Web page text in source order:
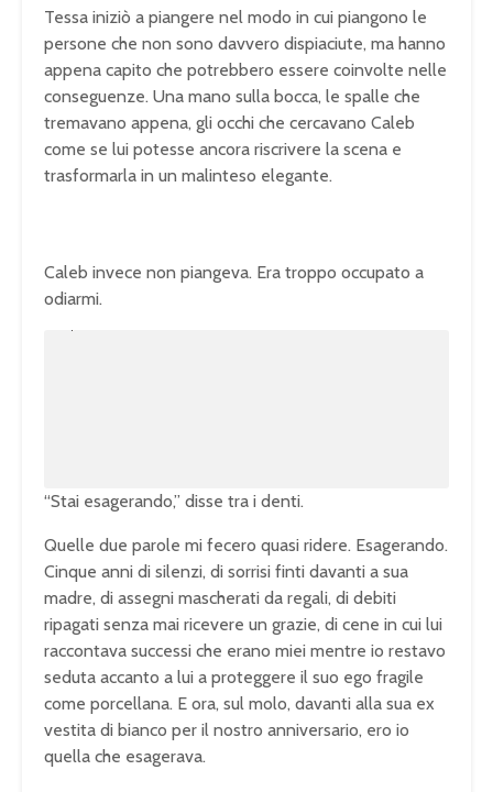
Tessa iniziò a piangere nel modo in cui piangono le
persone che non sono davvero dispiaciute, ma hanno
appena capito che potrebbero essere coinvolte nelle
conseguenze. Una mano sulla bocca, le spalle che
tremavano appena, gli occhi che cercavano Caleb
come se lui potesse ancora riscrivere la scena e
trasformarla in un malinteso elegante.
Caleb invece non piangeva. Era troppo occupato a
odiarmi.
“Stai esagerando,” disse tra i denti.
Quelle due parole mi fecero quasi ridere. Esagerando.
Cinque anni di silenzi, di sorrisi finti davanti a sua
madre, di assegni mascherati da regali, di debiti
ripagati senza mai ricevere un grazie, di cene in cui lui
raccontava successi che erano miei mentre io restavo
seduta accanto a lui a proteggere il suo ego fragile
come porcellana. E ora, sul molo, davanti alla sua ex
vestita di bianco per il nostro anniversario, ero io
quella che esagerava.